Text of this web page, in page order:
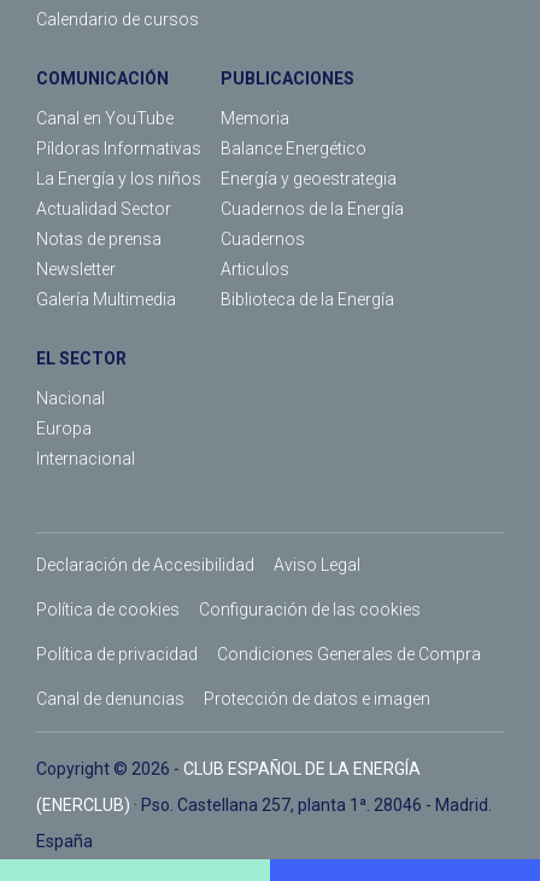
Calendario de cursos
COMUNICACIÓN
Canal en YouTube
Píldoras Informativas
La Energía y los niños
Actualidad Sector
Notas de prensa
Newsletter
Galería Multimedia
PUBLICACIONES
Memoria
Balance Energético
Energía y geoestrategia
Cuadernos de la Energía
Cuadernos
Articulos
Biblioteca de la Energía
EL SECTOR
Nacional
Europa
Internacional
Declaración de Accesibilidad Aviso Legal
Política de cookies Configuración de las cookies
Política de privacidad Condiciones Generales de Compra
Canal de denuncias Protección de datos e imagen
Copyright © 2026 - CLUB ESPAÑOL DE LA ENERGÍA
(ENERCLUB) · Pso. Castellana 257, planta 1ª. 28046 - Madrid.
España